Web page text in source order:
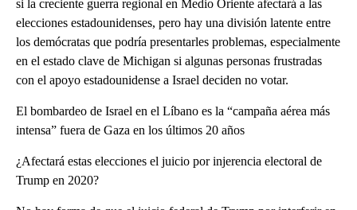
si la creciente guerra regional en Medio Oriente afectará a las
elecciones estadounidenses, pero hay una división latente entre
los demócratas que podría presentarles problemas, especialmente
en el estado clave de Michigan si algunas personas frustradas
con el apoyo estadounidense a Israel deciden no votar.
El bombardeo de Israel en el Líbano es la “campaña aérea más
intensa” fuera de Gaza en los últimos 20 años
¿Afectará estas elecciones el juicio por injerencia electoral de
Trump en 2020?